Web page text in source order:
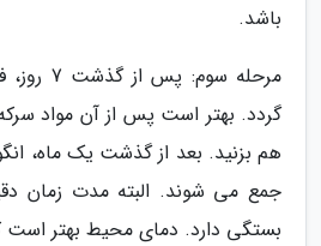
باشد.
مرحله
هم بزنید. بعد از گذشت یک ماه،
جمع می شوند. البته مدت زمان
بستگی دارد. دمای محیط بهتر است